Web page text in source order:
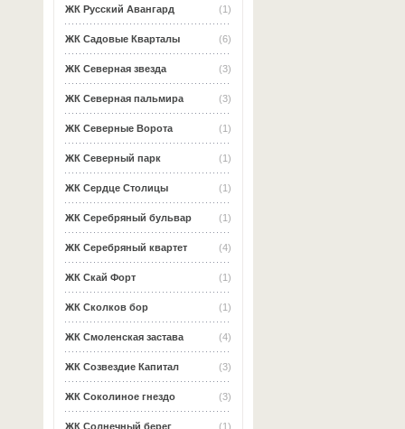
(1)
ЖК Русский Авангард
(6)
ЖК Садовые Кварталы
(3)
ЖК Северная звезда
(3)
ЖК Северная пальмира
(1)
ЖК Северные Ворота
(1)
ЖК Северный парк
(1)
ЖК Сердце Столицы
(1)
ЖК Серебряный бульвар
(4)
ЖК Серебряный квартет
(1)
ЖК Скай Форт
(1)
ЖК Сколков бор
(4)
ЖК Смоленская застава
(3)
ЖК Созвездие Капитал
(3)
ЖК Соколиное гнездо
(1)
ЖК Солнечный берег